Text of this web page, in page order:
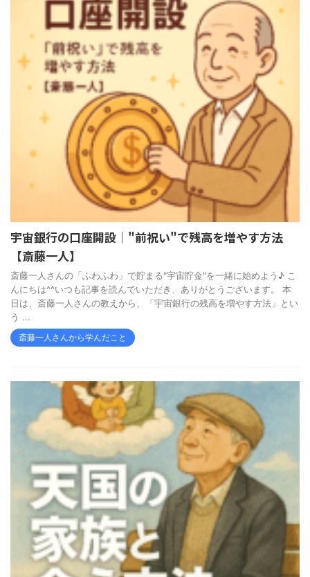
宇宙銀行の口座開設｜"前祝い"で残高を増やす方法
【斎藤一人】
斎藤一人さんの「ふわふわ」で貯まる"宇宙貯金"を一緒に始めよう♪ こ
んにちは^^いつも記事を読んでいただき、ありがとうございます。 本
日は、斎藤一人さんの教えから、「宇宙銀行の残高を増やす方法」とい
う ...
斎藤一人さんから学んだこと